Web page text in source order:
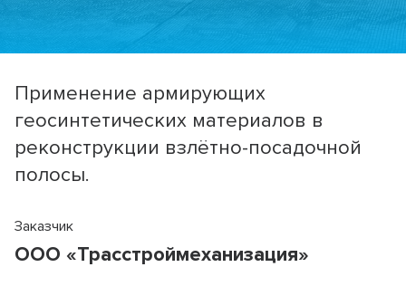
Применение армирующих
геосинтетических материалов в
реконструкции взлётно-посадочной
полосы.
Заказчик
ООО «Трасстроймеханизация»